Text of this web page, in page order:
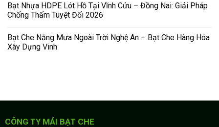
Bạt Nhựa HDPE Lót Hồ Tại Vĩnh Cửu – Đồng Nai: Giải Pháp
Chống Thấm Tuyệt Đối 2026
Bạt Che Nắng Mưa Ngoài Trời Nghệ An – Bạt Che Hàng Hóa
Xây Dựng Vinh
CÔNG TY MÁI BẠT CHE